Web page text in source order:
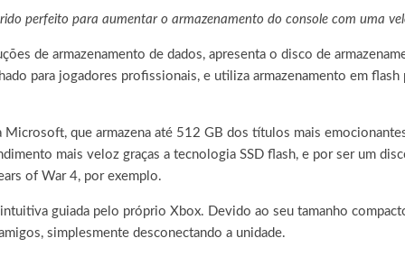
perfeito para aumentar o armazenamento do console com uma
de armazenamento de dados, apresenta o disco de
para jogadores profissionais, e utiliza armazenamento em
que armazena até 512 GB dos títulos mais
mais veloz graças a tecnologia SSD flash, e por ser um
of War 4, por exemplo.
guiada pelo próprio Xbox. Devido ao seu tamanho
simplesmente desconectando a unidade.